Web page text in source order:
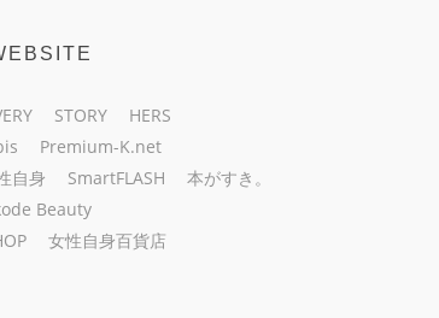
STORY
HERS
Premium-K.net
自身 SmartFLASH
本がすき。
Beauty
女性自身百貨店